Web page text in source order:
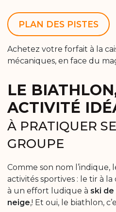
PLAN DES PISTES
Achetez votre forfait à la
mécaniques, en face du
LE
ACTIVITÉ
À PRATIQUER
GROUPE
Comme son nom l’indique,
activités sportives : le tir à
à un effort ludique à ski de
neige,! Et oui, le biathlon,